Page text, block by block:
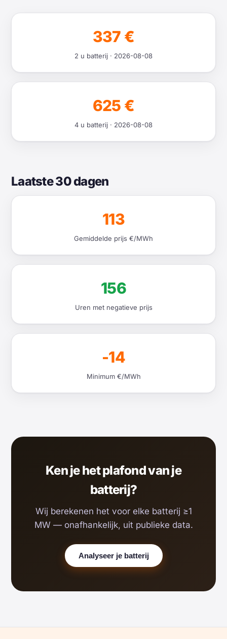
337 €
2 u batterij · 2026-08-08
625 €
4 u batterij · 2026-08-08
Laatste 30 dagen
113
Gemiddelde prijs €/MWh
156
Uren met negatieve prijs
-14
Minimum €/MWh
Ken je het plafond van je
batterij?
Wij berekenen het voor elke batterij ≥1
MW — onafhankelijk, uit publieke data.
Analyseer je batterij